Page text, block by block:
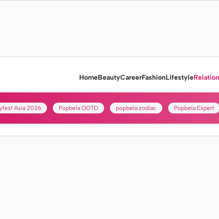
HomeBeautyCareerFashionLifestyle
Asia 2026 Popbela OOTD popbela zodiac Popbela Expert